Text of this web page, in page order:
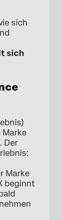
sich
sich
Marke
Der
Marke
beginnt